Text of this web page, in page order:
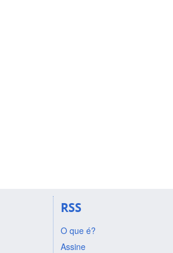
RSS
O que é?
Assine